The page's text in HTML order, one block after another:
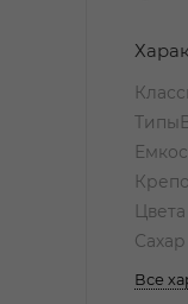
Цвета
Сахар
Все